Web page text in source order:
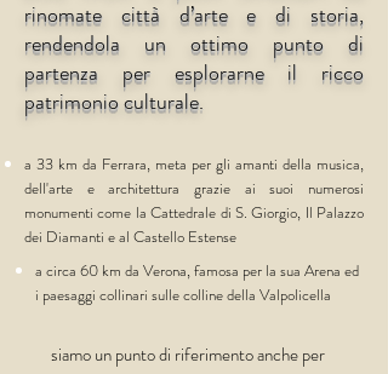
rinomate città d’arte e di storia,
rendendola un ottimo punto di
partenza per esplorarne il ricco
patrimonio culturale.
a 33 km da Ferrara, meta per gli amanti della musica,
dell'arte e architettura grazie ai suoi numerosi
monumenti come la Cattedrale di S. Giorgio, Il Palazzo
dei Diamanti e al Castello Estense
a circa 60 km da Verona, famosa per la sua Arena ed
i paesaggi collinari sulle colline della Valpolicella
siamo un punto di riferimento anche per